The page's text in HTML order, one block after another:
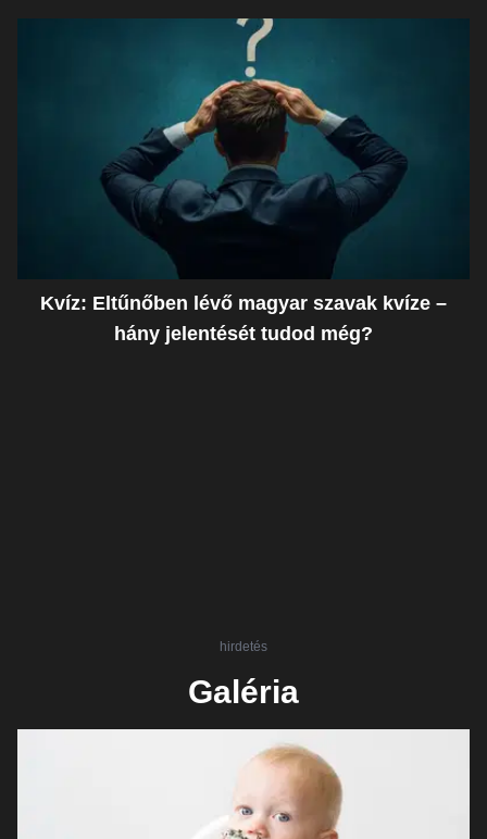
Kvíz: Eltűnőben lévő magyar szavak kvíze –
hány jelentését tudod még?
hirdetés
Galéria